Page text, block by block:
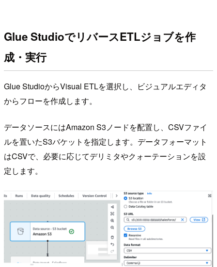
Glue StudioでリバースETLジョブを作
成・実行
Glue StudioからVisual ETLを選択し、ビジュアルエディタ
からフローを作成します。
データソースにはAmazon S3ノードを配置し、CSVファイ
ルを置いたS3バケットを指定します。データフォーマット
はCSVで、必要に応じてデリミタやクォーテーションを設
定します。